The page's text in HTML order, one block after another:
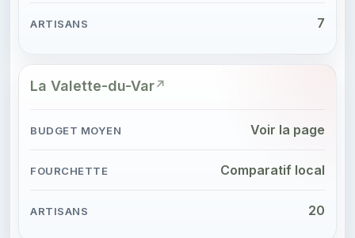
7
La Valette-du-Var
Voir la page
Comparatif local
20